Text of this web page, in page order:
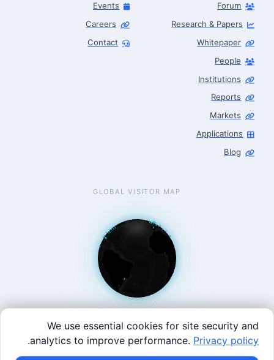
Forum
Research & Papers
Whitepaper
People
Institutions
Reports
Markets
Applications
Blog
Events
Careers
Contact
GLOBAL VISITOR MAP
West Coast: 90 Welsh St, San Francisco, CA 94107 · East
We use essential cookies for site security and
analytics to improve performance. Privacy policy
.
Robotics Advisor